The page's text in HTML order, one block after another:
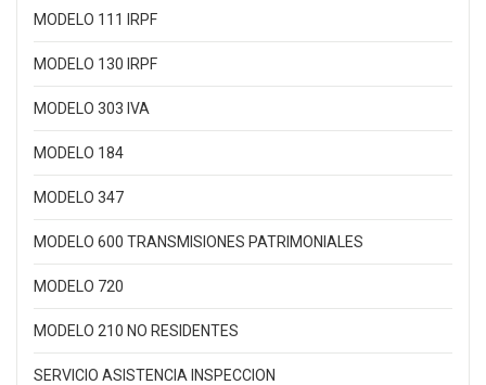
MODELO 111 IRPF
MODELO 130 IRPF
MODELO 303 IVA
MODELO 184
MODELO 347
MODELO 600 TRANSMISIONES PATRIMONIALES
MODELO 720
MODELO 210 NO RESIDENTES
SERVICIO ASISTENCIA INSPECCION